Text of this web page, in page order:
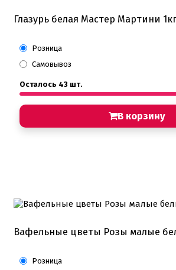
Глазурь белая Мастер Мартини
Розница
Самовывоз
Осталось 43 шт.
В корзину
Вафельные цветы Розы малые
Розница